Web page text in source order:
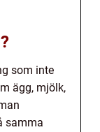
som inte
ägg, mjölk,
samma